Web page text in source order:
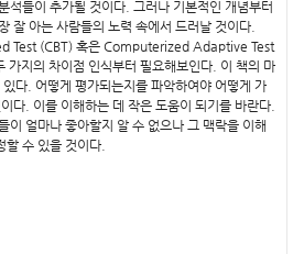
석들이 추가될 것이다. 그러나 기본적인 개념부터
잘 아는 사람들의 노력 속에서 드러날 것이다.
Test (CBT) 혹은 Computerized Adaptive Test
가지의 차이점 인식부터 필요해보인다. 이 책의 마
다. 어떻게 평가되는지를 파악하여야 어떻게 가
다. 이를 이해하는 데 작은 도움이 되기를 바란다.
이 얼마나 좋아할지 알 수 없으나 그 맥락을 이해
할 수 있을 것이다.